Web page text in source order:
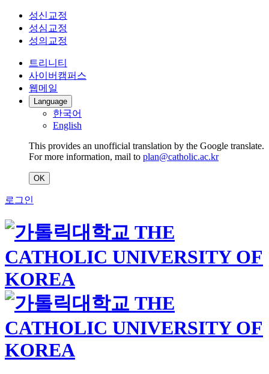
성신교정
성심교정
성의교정
트리니티
사이버캠퍼스
웹메일
Language
한국어
English
This provides an unofficial translation by the Google translate.
For more information, mail to plan@catholic.ac.kr
OK
로그인